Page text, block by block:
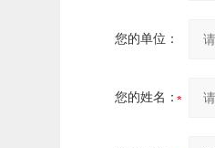
您的单位：
您的姓名：